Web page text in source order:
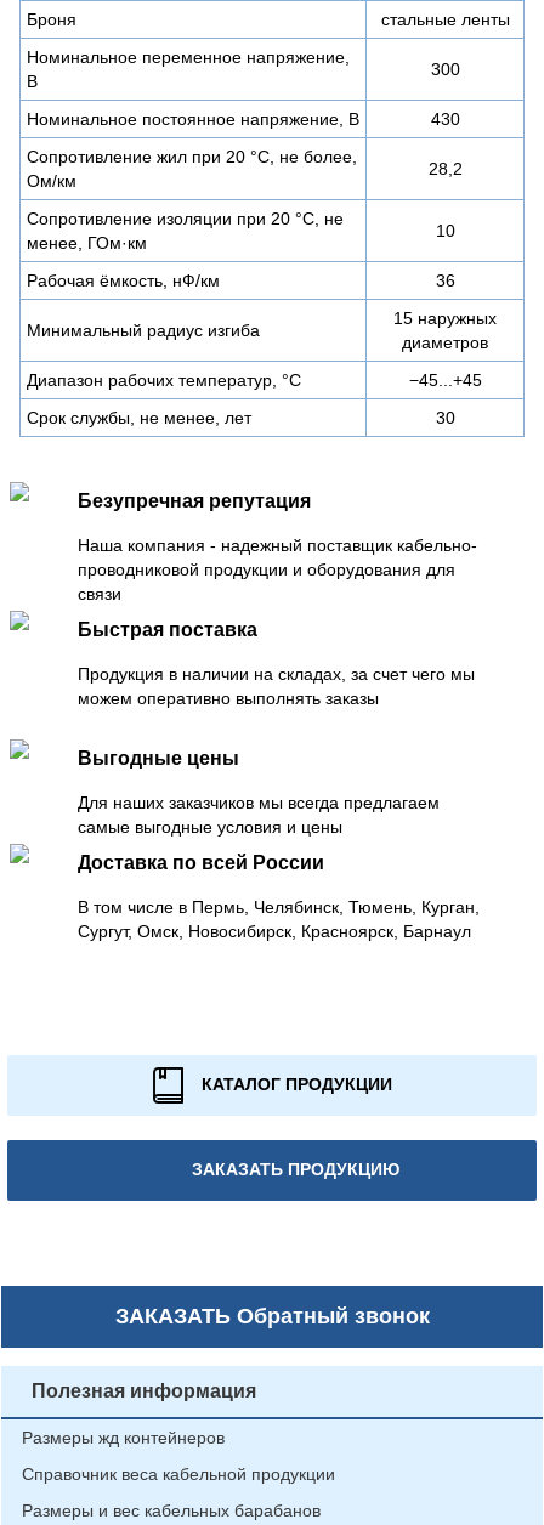
Броня
стальные ленты
Номинальное переменное напряжение,
В
300
Номинальное постоянное напряжение, В
430
Сопротивление жил при 20 °С, не более,
Ом/км
28,2
Сопротивление изоляции при 20 °С, не
менее, ГОм·км
10
Рабочая ёмкость, нФ/км 36
Минимальный радиус изгиба
15 наружных
диаметров
Диапазон рабочих температур, °C
−45...+45
Срок службы, не менее, лет
30
Безупречная репутация
Наша компания - надежный поставщик кабельно-
проводниковой продукции и оборудования для
связи
Быстрая поставка
Продукция в наличии на складах, за счет чего мы
можем оперативно выполнять заказы
Выгодные цены
Для наших заказчиков мы всегда предлагаем
самые выгодные условия и цены
Доставка по всей России
В том числе в Пермь, Челябинск, Тюмень, Курган,
Сургут, Омск, Новосибирск, Красноярск, Барнаул
КАТАЛОГ ПРОДУКЦИИ
ЗАКАЗАТЬ ПРОДУКЦИЮ
ЗАКАЗАТЬОбратный звонок
Полезная информация
Размеры жд контейнеров
Справочник веса кабельной продукции
Размеры и вес кабельных барабанов